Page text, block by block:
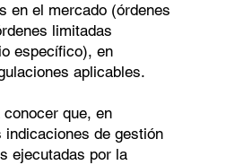
en el mercado (órdenes
limitadas
específico), en
aplicables.
que, en
indicaciones de gestión
ejecutadas por la